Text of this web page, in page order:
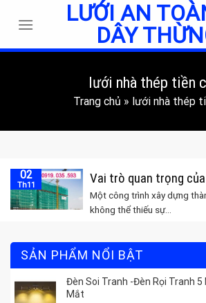
LƯỚI AN
DÂY
lưới nhà thép tiền
Trang chủ » lưới nhà thép
SẢN PHẨM NỔI BẬT
Đèn Soi Tranh -Đèn Rọi Tranh 5
Mắt
Vai trò quan trọng
Một công trình xây dựng
không thể thiếu sự...
02
Th11